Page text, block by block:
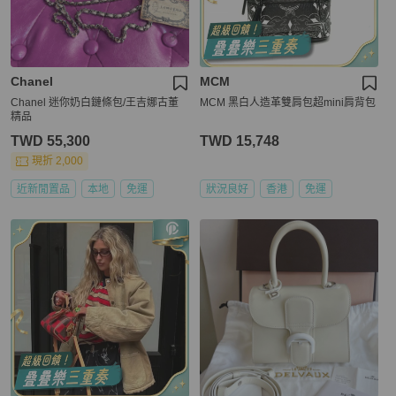
Chanel
Chanel 迷你奶白鏈條包/王吉娜古董
精品
TWD 55,300
現折 2,000
近新閒置品 本地 免運
MCM
MCM 黑白人造革雙肩包超mini肩背包
TWD 15,748
狀況良好 香港 免運